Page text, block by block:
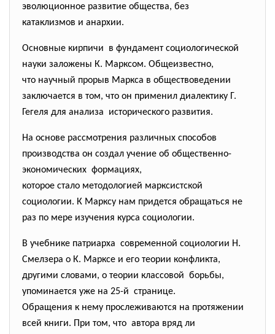
эволюционное развитие общества, без
катаклизмов и анархии.
Основные кирпичи в фундамент социологической
науки заложены К. Марксом. Общеизвестно,
что научный прорыв Маркса в обществоведении
заключается в том, что он применил диалектику Г.
Гегеля для анализа исторического развития.
На основе рассмотрения различных способов
производства он создал учение об общественно-
экономических формациях,
которое стало методологией марксистской
социологии. К Марксу нам придется обращаться не
раз по мере изучения курса социологии.
В учебнике патриарха современной социологии Н.
Смелзера о К. Марксе и его теории конфликта,
другими словами, о теории классовой борьбы,
упоминается уже на 25-й странице.
Обращения к нему прослеживаются на протяжении
всей книги. При том, что автора вряд ли